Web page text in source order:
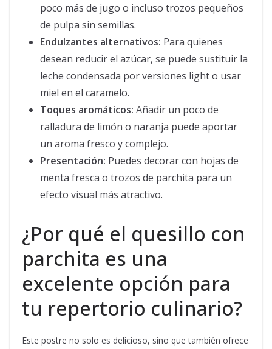
poco más de jugo o incluso trozos pequeños
de pulpa sin semillas.
Endulzantes alternativos: Para quienes
desean reducir el azúcar, se puede sustituir la
leche condensada por versiones light o usar
miel en el caramelo.
Toques aromáticos: Añadir un poco de
ralladura de limón o naranja puede aportar
un aroma fresco y complejo.
Presentación: Puedes decorar con hojas de
menta fresca o trozos de parchita para un
efecto visual más atractivo.
¿Por qué el quesillo con
parchita es una
excelente opción para
tu repertorio culinario?
Este postre no solo es delicioso, sino que también ofrece